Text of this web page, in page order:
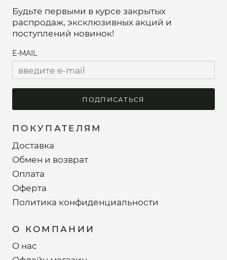
ПОКУПАТЕЛЯМ
Доставка
Обмен и возврат
Оплата
Оферта
Политика конфиденциальности
О КОМПАНИИ
О нас
Будьте первыми в курсе закрытых
распродаж, эксклюзивных акций и
поступлений новинок!
E-MAIL
ПОДПИСАТЬСЯ